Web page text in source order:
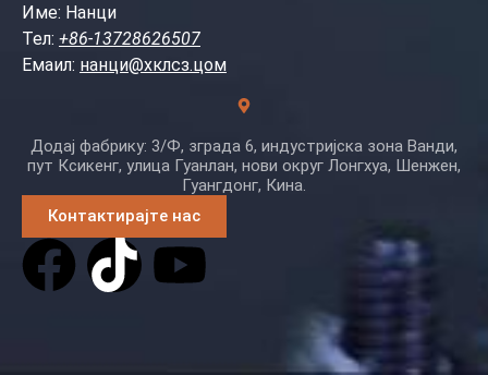
Име: Нанци
Тел: +86-13728626507
Емаил: нанци@хклсз.цом
Додај фабрику: 3/Ф, зграда 6, индустријска зона Ванди,
пут Ксикенг, улица Гуанлан, нови округ Лонгхуа, Шенжен,
Гуангдонг, Кина.
Контактирајте нас